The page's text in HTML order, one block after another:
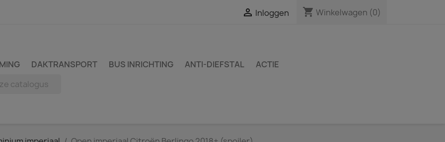
 Inloggen shopping_cart Winkelwagen (0)
DAKTRANSPORT BUS INRICHTING ANTI-DIEFSTAL ACTIE